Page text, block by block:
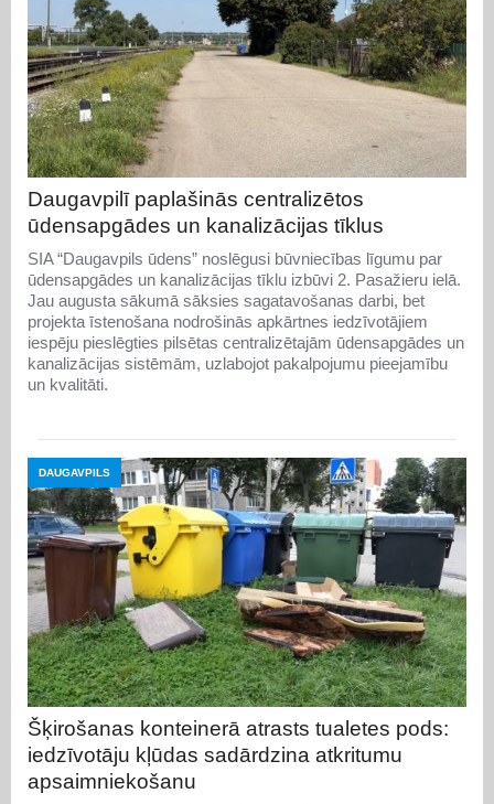
Daugavpilī paplašinās centralizētos
ūdensapgādes un kanalizācijas tīklus
SIA “Daugavpils ūdens” noslēgusi būvniecības līgumu par
ūdensapgādes un kanalizācijas tīklu izbūvi 2. Pasažieru ielā.
Jau augusta sākumā sāksies sagatavošanas darbi, bet
projekta īstenošana nodrošinās apkārtnes iedzīvotājiem
iespēju pieslēgties pilsētas centralizētajām ūdensapgādes un
kanalizācijas sistēmām, uzlabojot pakalpojumu pieejamību
un kvalitāti.
DAUGAVPILS
Šķirošanas konteinerā atrasts tualetes pods:
iedzīvotāju kļūdas sadārdzina atkritumu
apsaimniekošanu